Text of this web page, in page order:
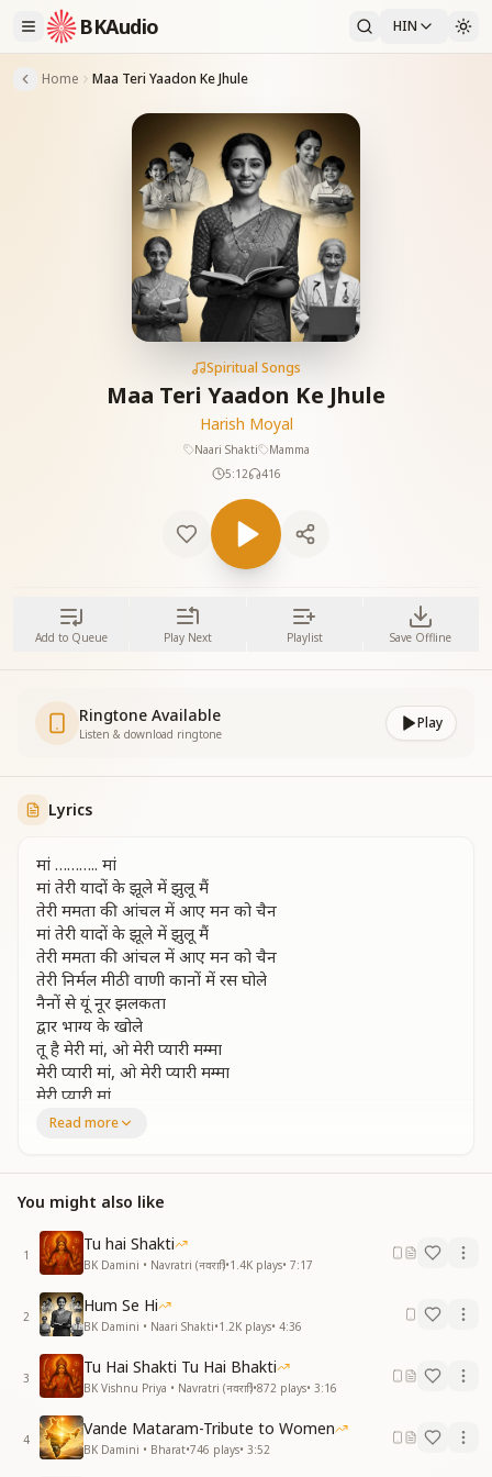
BKAudio HIN
Home Maa Teri Yaadon Ke Jhule
Spiritual Songs
Maa Teri Yaadon Ke Jhule
Harish Moyal
Naari Shakti
Mamma
5:12
416
Add to Queue Play Next Playlist Save Offline
Ringtone Available
Listen & download ringtone
Play
Lyrics
मां ……….. मां
मां तेरी यादों के झूले में झुलू मैं
तेरी ममता की आंचल में आए मन को चैन
मां तेरी यादों के झूले में झुलू मैं
तेरी ममता की आंचल में आए मन को चैन
तेरी निर्मल मीठी वाणी कानों में रस घोले
नैनों से यूं नूर झलकता
द्वार भाग्य के खोले
तू है मेरी मां, ओ मेरी प्यारी मम्मा
मेरी प्यारी मां, ओ मेरी प्यारी मम्मा
मेरी प्यारी मां
Mother… O Mother,
In the shelter of your loving care, my mind finds
peace.
Yes, I swing in the cradle of your sacred memories,
In your lap of compassion, mind rests with ease.
Your pure and gentle voice pours sweetness into my
ears.
From your eyes radiates divine light,
Opening the doors to fortune.
You are my mother, my beloved Mamma—
My dearest Mother, O my sweet Mamma.
My cherished Ma.
मां वो बीते हुए दिन, वो तेरी यादें सभी
तेरी मीठी मुस्कानें, दिल ना भूलेगा कभी
Read more
You might also like
1
Tu hai Shakti
BK Damini • Navratri (नवरात्रि)•1.4K plays• 7:17
2
Hum Se Hi
BK Damini • Naari Shakti•1.2K plays• 4:36
3
Tu Hai Shakti Tu Hai Bhakti
BK Vishnu Priya • Navratri (नवरात्रि)•872 plays• 3:16
4
Vande Mataram-Tribute to Women
BK Damini • Bharat•746 plays• 3:52